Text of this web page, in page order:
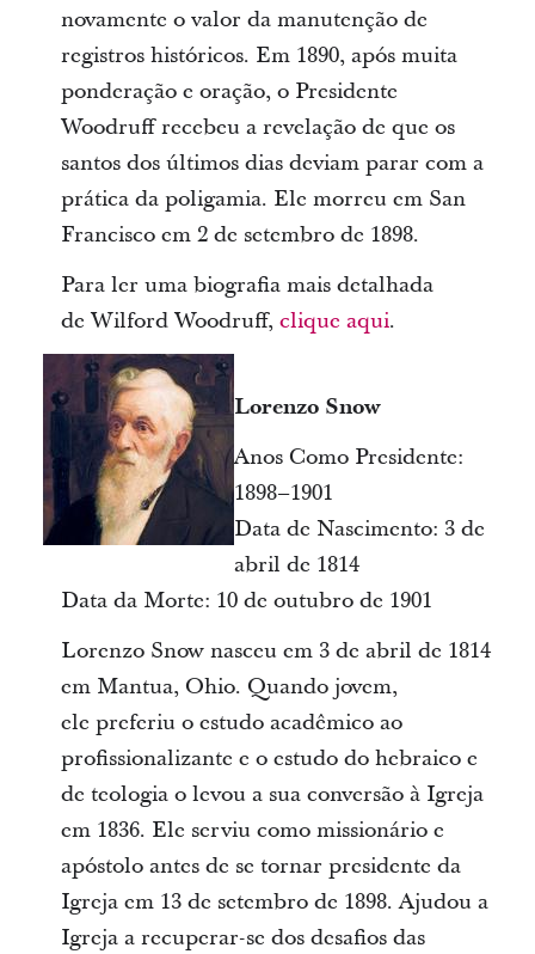
novamente o valor da manutenção de
registros históricos. Em 1890, após muita
ponderação e oração, o Presidente
Woodruff recebeu a revelação de que os
santos dos últimos dias deviam parar com a
prática da poligamia. Ele morreu em San
Francisco em 2 de setembro de 1898.
Para ler uma biografia mais detalhada
de Wilford Woodruff, clique aqui.
Lorenzo Snow
Anos Como Presidente:
1898–1901
Data de Nascimento: 3 de
abril de 1814
Data da Morte: 10 de outubro de 1901
Lorenzo Snow nasceu em 3 de abril de 1814
em Mantua, Ohio. Quando jovem,
ele preferiu o estudo acadêmico ao
profissionalizante e o estudo do hebraico e
de teologia o levou a sua conversão à Igreja
em 1836. Ele serviu como missionário e
apóstolo antes de se tornar presidente da
Igreja em 13 de setembro de 1898. Ajudou a
Igreja a recuperar-se dos desafios das